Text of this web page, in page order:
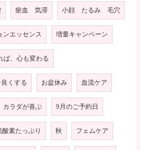
瘀血 気滞 小顔 たるみ 毛穴
ンエッセンス 増量キャンペーン
ば、心も変わる
良くする お盆休み 血流ケア
カラダが喜ぶ 9月のご予約日
酸素たっぷり 秋 フェムケア